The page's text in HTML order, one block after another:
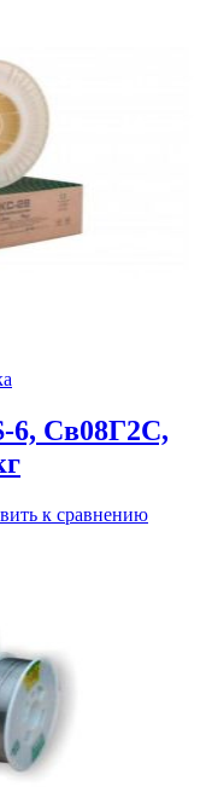
6, Св08Г2С,
к сравнению